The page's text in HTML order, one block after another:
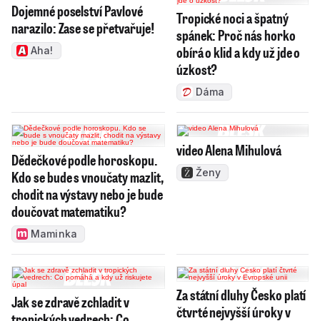
Dojemné poselství Pavlové
narazilo: Zase se přetvařuje!
Aha!
Tropické noci a špatný
spánek: Proč nás horko
obírá o klid a kdy už jde o
úzkost?
Dáma
Dědečkové podle horoskopu.
Kdo se bude s vnoučaty mazlit,
chodit na výstavy nebo je bude
doučovat matematiku?
Maminka
video Alena Mihulová
Ženy
Jak se zdravě zchladit v
Za státní dluhy Česko platí
čtvrté nejvyšší úroky v